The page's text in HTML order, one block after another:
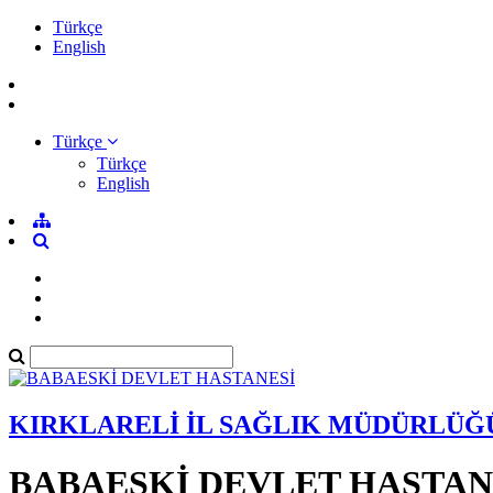
Türkçe
English
Türkçe
Türkçe
English
KIRKLARELİ İL SAĞLIK
BABAESKİ DEVLET